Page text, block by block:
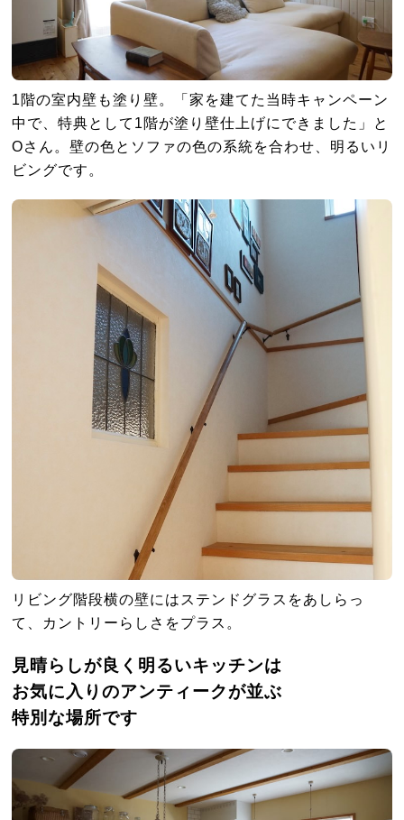
1階の室内壁も塗り壁。「家を建てた当時キャンペーン
中で、特典として1階が塗り壁仕上げにできました」と
Oさん。壁の色とソファの色の系統を合わせ、明るいリ
ビングです。
リビング階段横の壁にはステンドグラスをあしらっ
て、カントリーらしさをプラス。
見晴らしが良く明るいキッチンは
お気に入りのアンティークが並ぶ
特別な場所です